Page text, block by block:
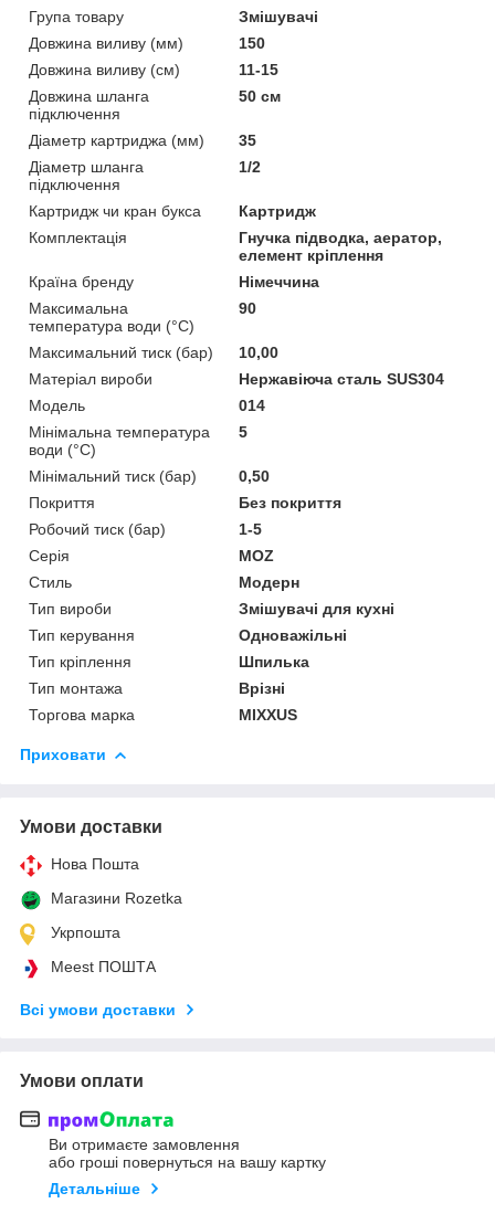
Група товару
Змішувачі
Довжина виливу (мм)
150
Довжина виливу (см)
11-15
Довжина шланга
підключення
50 см
Діаметр картриджа (мм)
35
Діаметр шланга
підключення
1/2
Картридж чи кран букса
Картридж
Комплектація
Гнучка підводка, аератор,
елемент кріплення
Країна бренду
Німеччина
Максимальна
температура води (°C)
90
Максимальний тиск (бар)
10,00
Матеріал вироби
Нержавіюча сталь SUS304
Мoдель
014
Мінімальна температура
води (°C)
5
Мінімальний тиск (бар)
0,50
Покриття
Без покриття
Робочий тиск (бар)
1-5
Серія
MOZ
Стиль
Модерн
Тип вироби
Змішувачі для кухні
Тип керування
Одноважільні
Тип кріплення
Шпилька
Тип монтажа
Врізні
Торгова марка
MIXXUS
Приховати
Умови доставки
Нова Пошта
Магазини Rozetka
Укрпошта
Meest ПОШТА
Всі умови доставки
Умови оплати
Ви отримаєте замовлення
або гроші повернуться на вашу картку
Детальніше